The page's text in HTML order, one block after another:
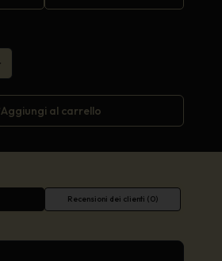
Aggiungi al carrello
Recensioni dei clienti (0)